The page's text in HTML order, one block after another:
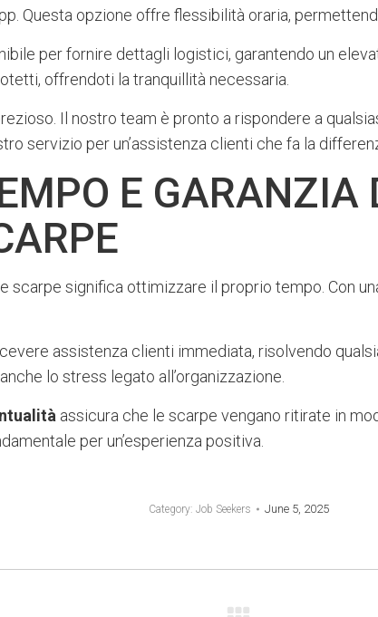
Questa opzione offre flessibilità oraria,
per fornire dettagli logistici, garantendo un
offrendoti la tranquillità necessaria.
Il nostro team è pronto a rispondere a
servizio per un’assistenza clienti che fa la
E
scarpe significa ottimizzare il proprio tempo. Con
assistenza clienti immediata, risolvendo
lo stress legato all’organizzazione.
assicura che le scarpe vengano ritirate in
per un’esperienza positiva.
Category: Job Seekers June 5, 2025